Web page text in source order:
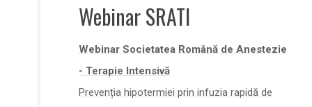
Webinar SRATI
Webinar Societatea Română de Anestezie
- Terapie Intensivă
Prevenția hipotermiei prin infuzia rapidă de